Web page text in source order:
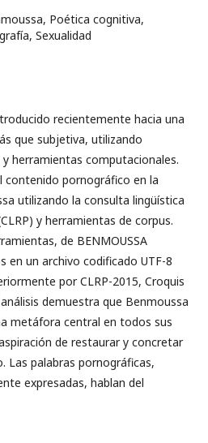
Poética cognitiva,
Sexualidad
recientemente hacia una
que subjetiva, utilizando
herramientas computacionales.
contenido pornográfico en la
utilizando la consulta lingüística
y herramientas de corpus.
de BENMOUSSA
en un archivo codificado UTF-8
por CLRP-2015, Croquis
demuestra que Benmoussa
metáfora central en todos sus
de restaurar y concretar
Las palabras pornográficas,
expresadas, hablan del